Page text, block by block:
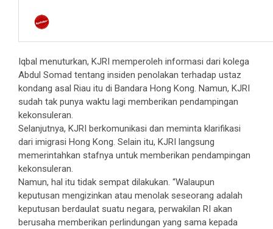
Iqbal menuturkan, KJRI memperoleh informasi dari kolega
Abdul Somad tentang insiden penolakan terhadap ustaz
kondang asal Riau itu di Bandara Hong Kong. Namun, KJRI
sudah tak punya waktu lagi memberikan pendampingan
kekonsuleran.
Selanjutnya, KJRI berkomunikasi dan meminta klarifikasi
dari imigrasi Hong Kong. Selain itu, KJRI langsung
memerintahkan stafnya untuk memberikan pendampingan
kekonsuleran.
Namun, hal itu tidak sempat dilakukan. “Walaupun
keputusan mengizinkan atau menolak seseorang adalah
keputusan berdaulat suatu negara, perwakilan RI akan
berusaha memberikan perlindungan yang sama kepada